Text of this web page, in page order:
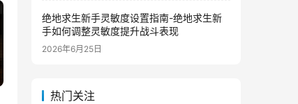
绝地求生新手灵敏度设置指南-绝地求生新
手如何调整灵敏度提升战斗表现
2026年6月25日
热门关注